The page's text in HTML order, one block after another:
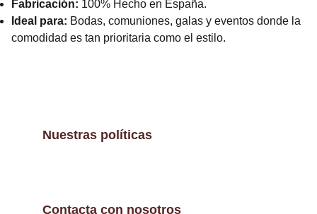
Fabricación: 100% Hecho en España.
Ideal para: Bodas, comuniones, galas y eventos donde la
comodidad es tan prioritaria como el estilo.
Contacta con nosotros
Nuestras políticas